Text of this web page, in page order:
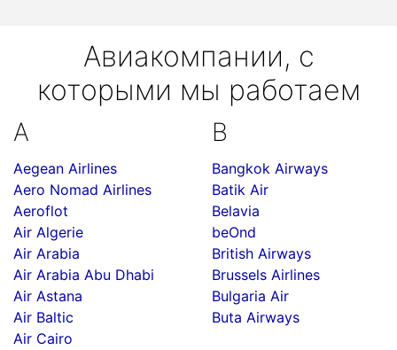
Авиакомпании, с
которыми мы работаем
A
Aegean Airlines
Aero Nomad Airlines
Aeroflot
Air Algerie
Air Arabia
Air Arabia Abu Dhabi
Air Astana
Air Baltic
Air Cairo
B
Bangkok Airways
Batik Air
Belavia
beOnd
British Airways
Brussels Airlines
Bulgaria Air
Buta Airways